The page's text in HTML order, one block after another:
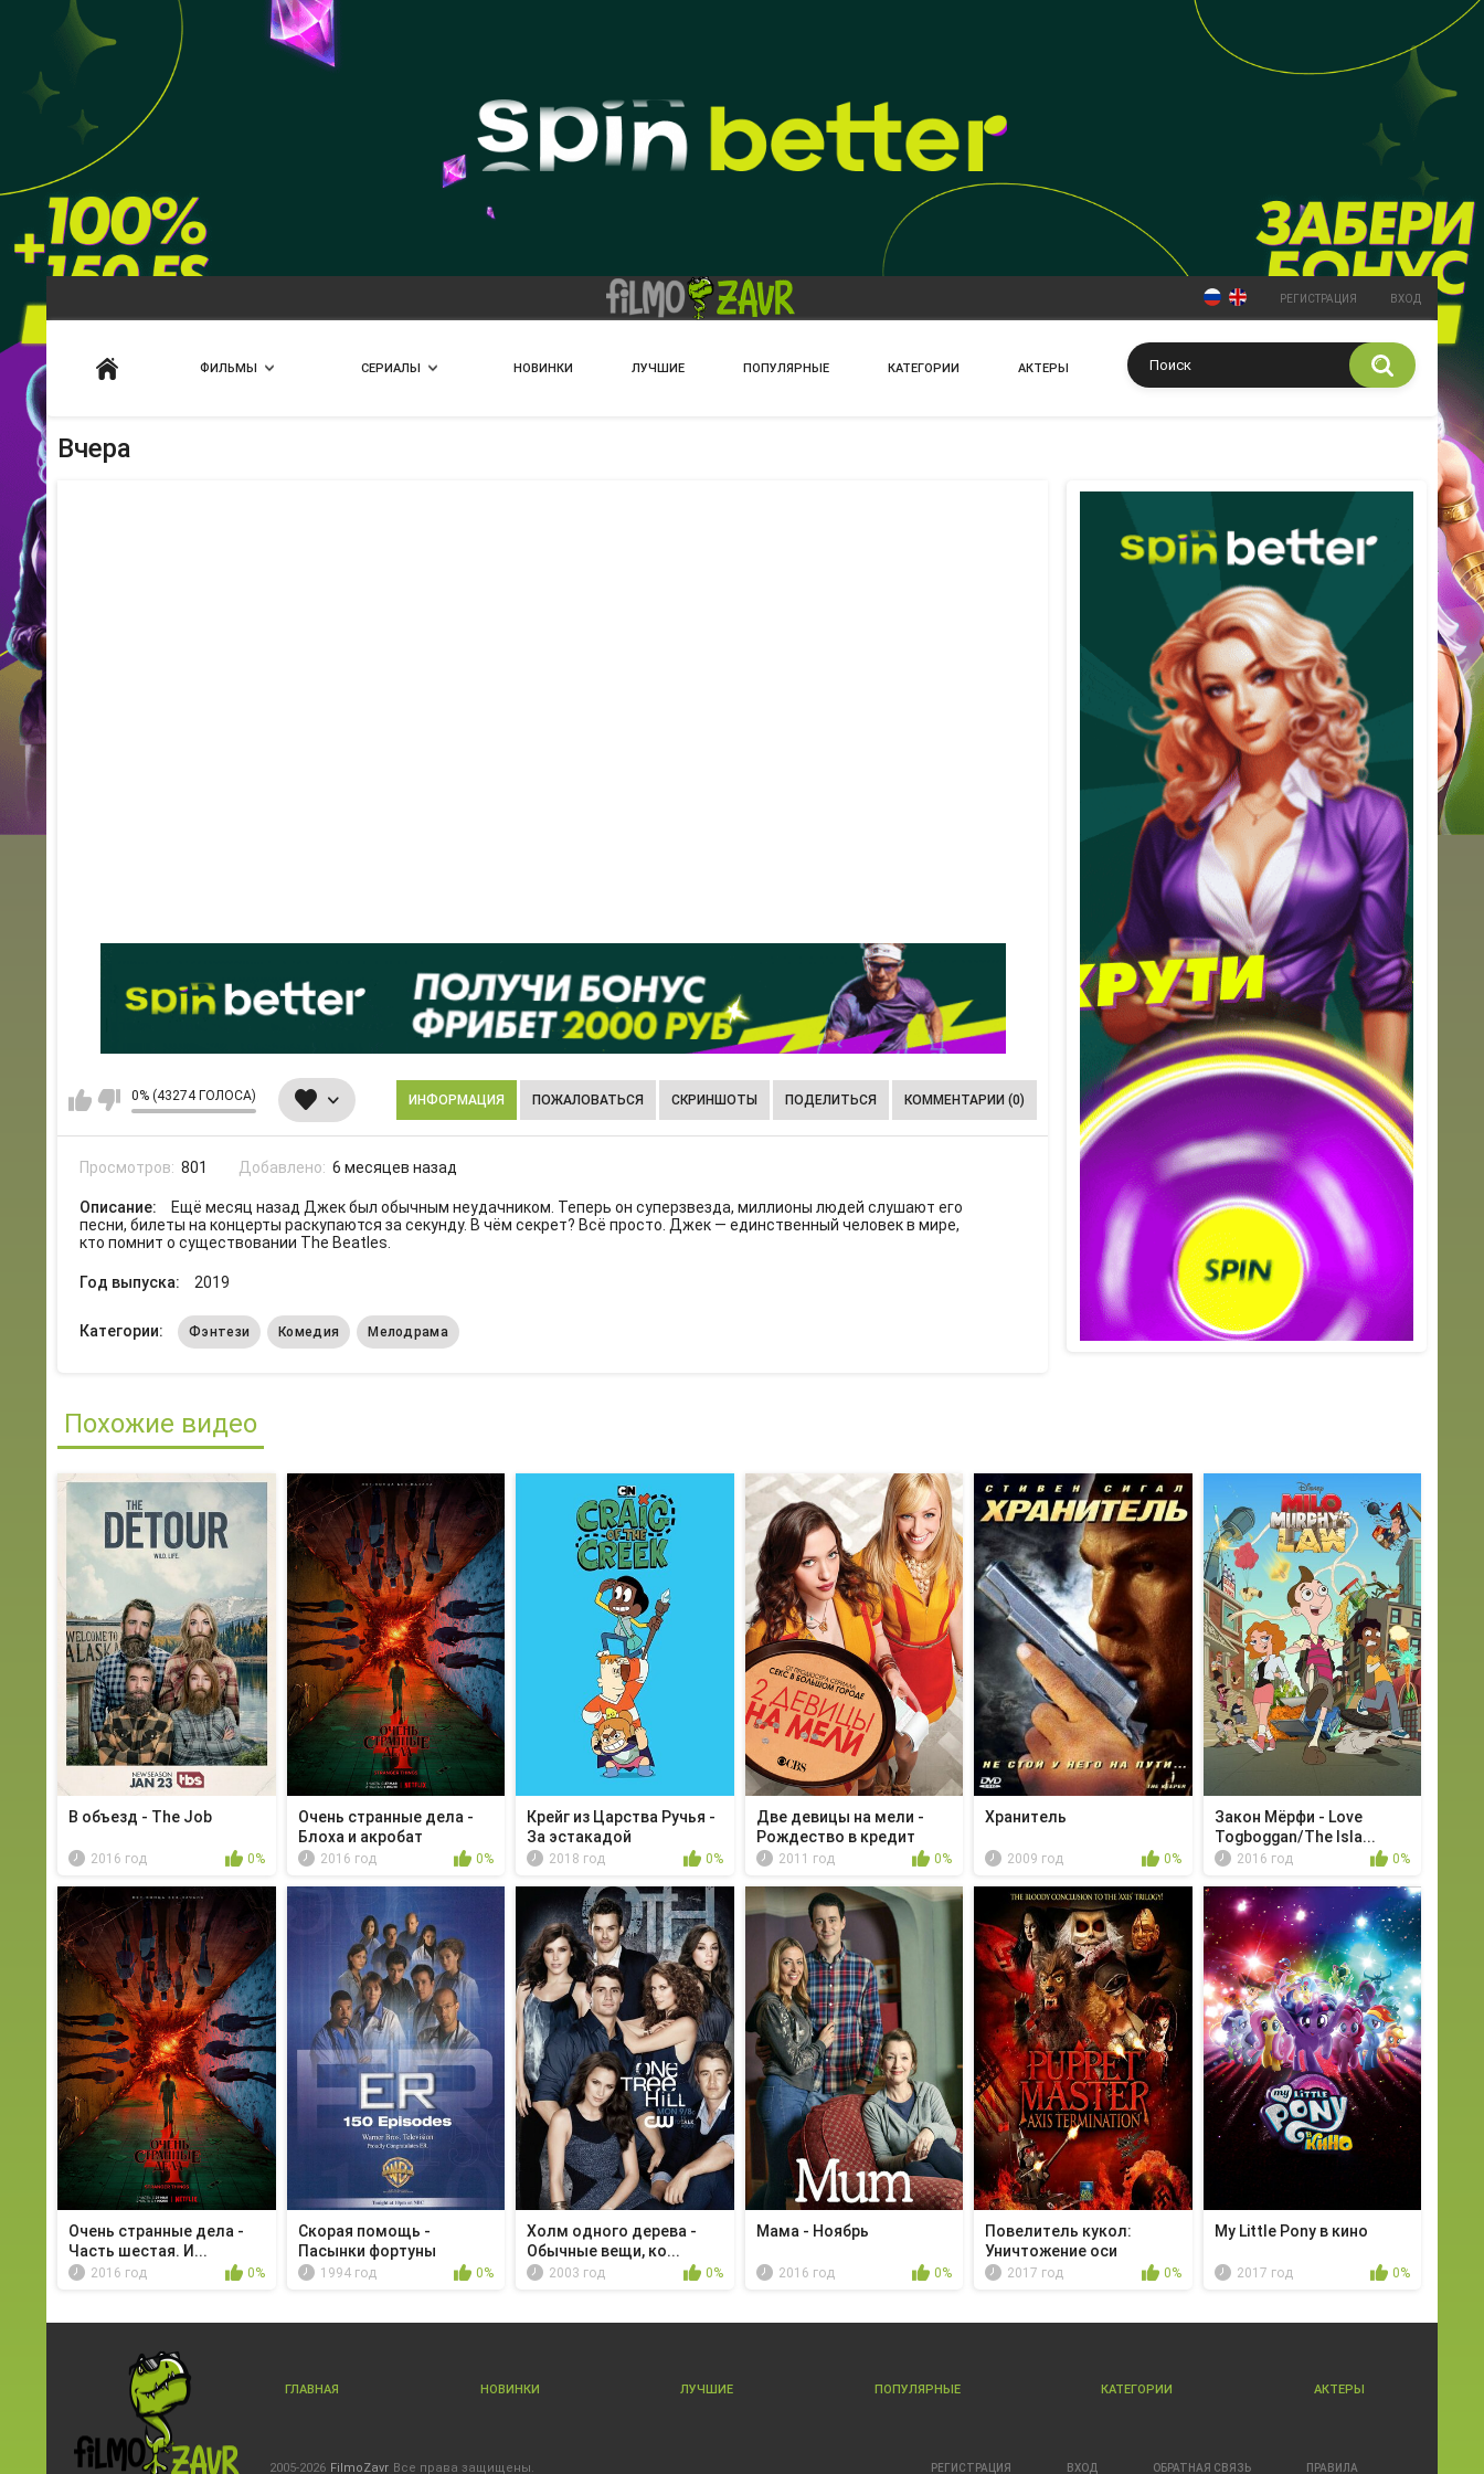
РЕГИСТРАЦИЯ ВХОД
ФИЛЬМЫ СЕРИАЛЫ НОВИНКИ ЛУЧШИЕ ПОПУЛЯРНЫЕ КАТЕГОРИИ АКТЕРЫ
Вчера
0% (43274 ГОЛОСА) ИНФОРМАЦИЯ ПОЖАЛОВАТЬСЯ СКРИНШОТЫ ПОДЕЛИТЬСЯ КОММЕНТАРИИ (0)
Просмотров: 801 Добавлено: 6 месяцев назад
Описание:
Ещё месяц назад Джек был обычным неудачником. Теперь он суперзвезда, миллионы людей слушают его
песни, билеты на концерты раскупаются за секунду. В чём секрет? Всё просто. Джек — единственный человек в мире,
кто помнит о существовании The Beatles.
Год выпуска: 2019
Категории: Фэнтези Комедия Мелодрама
Похожие видео
В объезд - The Job
2016 год 0%
Очень странные дела -
Блоха и акробат
2016 год 0%
Крейг из Царства Ручья -
За эстакадой
2018 год 0%
Две девицы на мели -
Рождество в кредит
2011 год 0%
Хранитель
2009 год 0%
Закон Мёрфи - Love
Togboggan/The Isla...
2016 год 0%
Очень странные дела -
Часть шестая. И...
2016 год 0%
Скорая помощь -
Пасынки фортуны
1994 год 0%
Холм одного дерева -
Обычные вещи, ко...
2003 год 0%
Мама - Ноябрь
2016 год 0%
Повелитель кукол:
Уничтожение оси
2017 год 0%
My Little Pony в кино
2017 год 0%
ГЛАВНАЯ НОВИНКИ ЛУЧШИЕ ПОПУЛЯРНЫЕ КАТЕГОРИИ АКТЕРЫ
2005-2026 FilmoZavr Все права защищены. РЕГИСТРАЦИЯ ВХОД ОБРАТНАЯ СВЯЗЬ ПРАВИЛА